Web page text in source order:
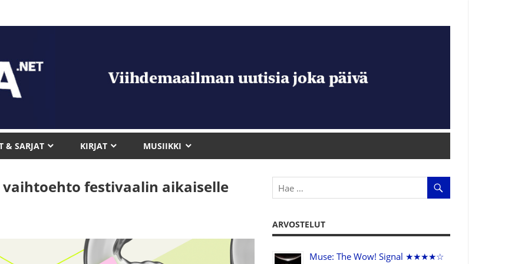
& SARJAT KIRJAT MUSIIKKI
festivaalin aikaiselle
ARVOSTELUT
Muse: The Wow! Signal ★★★★☆